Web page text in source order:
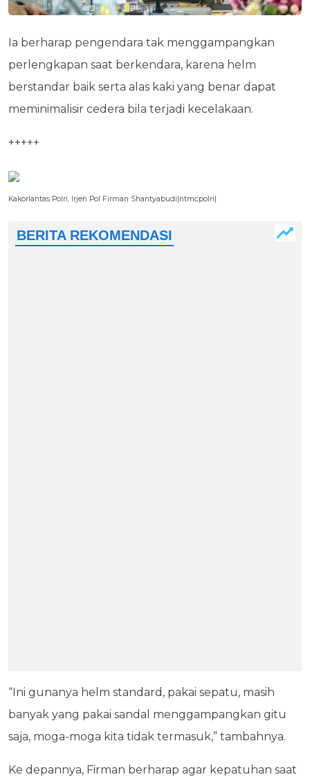
Ia berharap pengendara tak menggampangkan
perlengkapan saat berkendara, karena helm
berstandar baik serta alas kaki yang benar dapat
meminimalisir cedera bila terjadi kecelakaan.
+++++
Kakorlantas Polri, Irjen Pol Firman Shantyabudi|ntmcpolri|
“Ini gunanya helm standard, pakai sepatu, masih
banyak yang pakai sandal menggampangkan gitu
saja, moga-moga kita tidak termasuk,” tambahnya.
Ke depannya, Firman berharap agar kepatuhan saat